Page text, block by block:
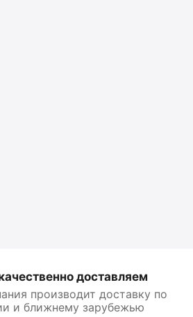
доставляем
производит доставку по
и ближнему зарубежью